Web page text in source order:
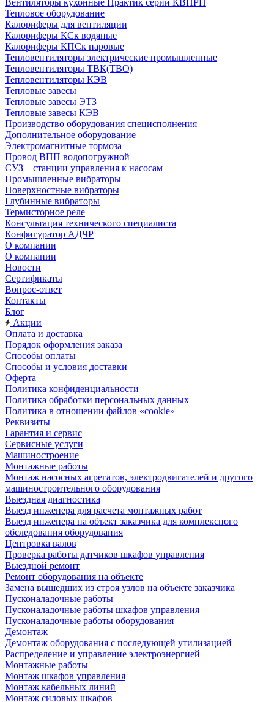
Вентиляторы кухонные Практик серии КВПРП
Тепловое оборудование
Калориферы для вентиляции
Калориферы КСк водяные
Калориферы КПСк паровые
Тепловентиляторы электрические промышленные
Тепловентиляторы ТВК(ТВО)
Тепловентиляторы КЭВ
Тепловые завесы
Тепловые завесы ЭТЗ
Тепловые завесы КЭВ
Производство оборудования специсполнения
Дополнительное оборудование
Электромагнитные тормоза
Провод ВПП водопогружной
СУЗ – станции управления к насосам
Промышленные вибраторы
Поверхностные вибраторы
Глубинные вибраторы
Термисторное реле
Консультация технического специалиста
Конфигуратор АДЧР
О компании
О компании
Новости
Сертификаты
Вопрос-ответ
Контакты
Блог
Акции
Оплата и доставка
Порядок оформления заказа
Способы оплаты
Способы и условия доставки
Оферта
Политика конфиденциальности
Политика обработки персональных данных
Политика в отношении файлов «cookie»
Реквизиты
Гарантия и сервис
Сервисные услуги
Машиностроение
Монтажные работы
Монтаж насосных агрегатов, электродвигателей и другого
машиностроительного оборудования
Выездная диагностика
Выезд инженера для расчета монтажных работ
Выезд инженера на объект заказчика для комплексного
обследования оборудования
Центровка валов
Проверка работы датчиков шкафов управления
Выездной ремонт
Ремонт оборудования на объекте
Замена вышедших из строя узлов на объекте заказчика
Пусконаладочные работы
Пусконаладочные работы шкафов управления
Пусконаладочные работы оборудования
Демонтаж
Демонтаж оборудования с последующей утилизацией
Распределение и управление электроэнергией
Монтажные работы
Монтаж шкафов управления
Монтаж кабельных линий
Монтаж силовых шкафов